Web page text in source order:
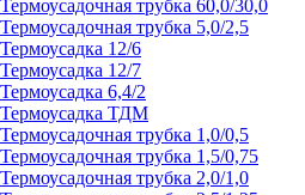
Термоусадочная трубка 60,0/30,0
Термоусадочная трубка 5,0/2,5
Термоусадка 12/6
Термоусадка 12/7
Термоусадка 6,4/2
Термоусадка ТДМ
Термоусадочная трубка 1,0/0,5
Термоусадочная трубка 1,5/0,75
Термоусадочная трубка 2,0/1,0